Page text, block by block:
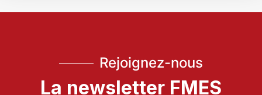
Rejoignez-nous
La newsletter FMES